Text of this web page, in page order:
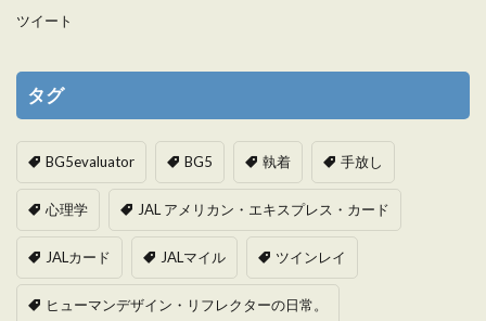
ツイート
タグ
BG5evaluator BG5 執着 手放し
心理学 JAL アメリカン・エキスプレス・カード
JALカード JALマイル ツインレイ
ヒューマンデザイン・リフレクターの日常。